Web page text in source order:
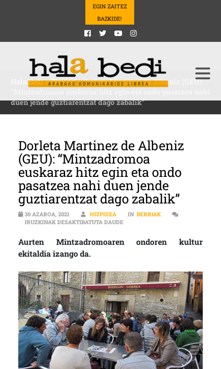
EGIN ZAITEZ
BAZKIDE!
Hala Bedi>Berriak>Dorleta Martinez de Albeniz (GEU):
duen jende guztiarentzat dago zabalik”
Dorleta Martinez de Albeniz
(GEU): “Mintzadromoa
euskaraz hitz egin eta ondo
pasatzea nahi duen jende
guztiarentzat dago zabalik”
30 AZAROA, 2021 HIZPIDEA IN BERRIAK
IRUZKINAK DESAKTIBATUTA DAUDEDORLETA MARTINEZ DE ALBENIZ
Aurten Mintzadromoaren ondoren kultur
ekitaldia izango da.